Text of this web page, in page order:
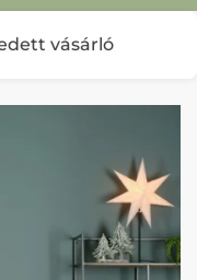
vásárló